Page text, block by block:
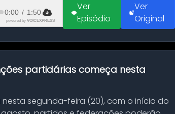
0:00 / 1:50
powered by VOICEXPRESS
Ver
Episódio
Ver
Original
partidárias começa nesta
segunda-feira (20), com o início do